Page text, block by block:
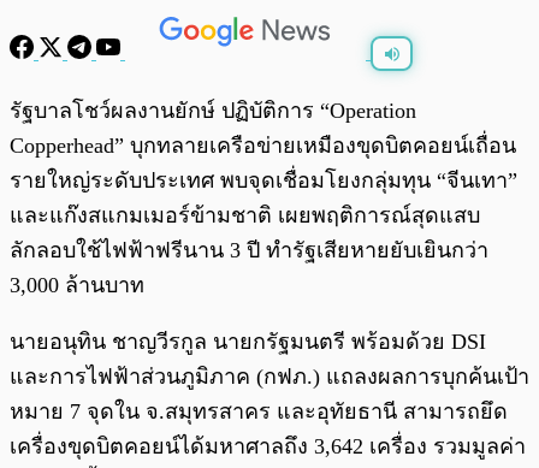
พร้อมเล่น
รัฐบาลโชว์ผลงานยักษ์ ปฏิบัติการ “Operation
Copperhead” บุกทลายเครือข่ายเหมืองขุดบิตคอยน์เถื่อน
รายใหญ่ระดับประเทศ พบจุดเชื่อมโยงกลุ่มทุน “จีนเทา”
และแก๊งสแกมเมอร์ข้ามชาติ เผยพฤติการณ์สุดแสบ
ลักลอบใช้ไฟฟ้าฟรีนาน 3 ปี ทำรัฐเสียหายยับเยินกว่า
3,000 ล้านบาท
นายอนุทิน ชาญวีรกูล นายกรัฐมนตรี พร้อมด้วย DSI
และการไฟฟ้าส่วนภูมิภาค (กฟภ.) แถลงผลการบุกค้นเป้า
หมาย 7 จุดใน จ.สมุทรสาคร และอุทัยธานี สามารถยึด
เครื่องขุดบิตคอยน์ได้มหาศาลถึง 3,642 เครื่อง รวมมูลค่า